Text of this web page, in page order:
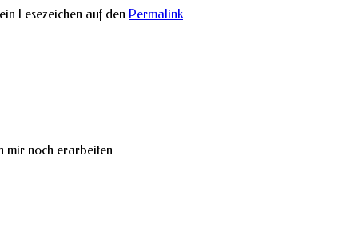
Lesezeichen auf den Permalink.
mir noch erarbeiten.